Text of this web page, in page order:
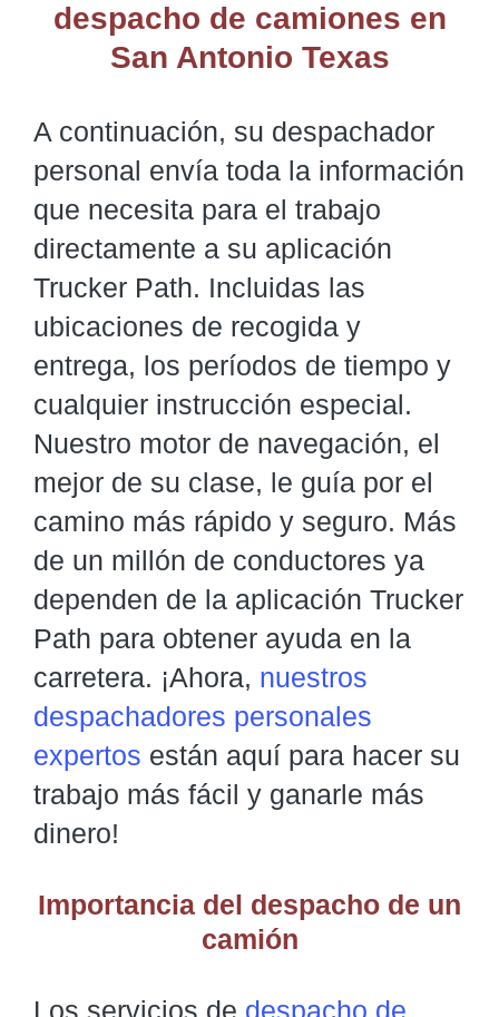
despacho de camiones en
San Antonio Texas
A continuación, su despachador
personal envía toda la información
que necesita para el trabajo
directamente a su aplicación
Trucker Path. Incluidas las
ubicaciones de recogida y
entrega, los períodos de tiempo y
cualquier instrucción especial.
Nuestro motor de navegación, el
mejor de su clase, le guía por el
camino más rápido y seguro. Más
de un millón de conductores ya
dependen de la aplicación Trucker
Path para obtener ayuda en la
carretera. ¡Ahora, nuestros
despachadores personales
expertos están aquí para hacer su
trabajo más fácil y ganarle más
dinero!
Importancia del despacho de un
camión
Los servicios de despacho de